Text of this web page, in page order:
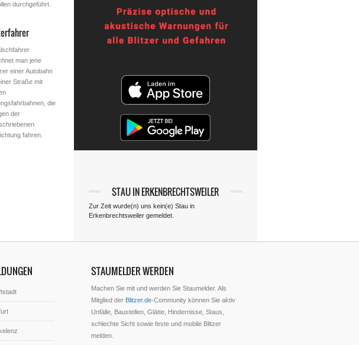
durchgeführt.
man jene
einer Autobahn
Straße mit
die
der
fahren.
STAU IN ERKENBRECHTSWEILER
Zur Zeit wurde(n) uns kein(e) Stau in
Erkenbrechtsweiler gemeldet.
STAUMELDER WERDEN
Machen Sie mit und werden Sie Staumelder. Als
Mitglied der Blitzer.de-Community können Sie aktiv
Unfälle, Baustellen, Glätte, Hindernisse, Staus,
schlechte Sicht sowie feste und mobile Blitzer
melden.